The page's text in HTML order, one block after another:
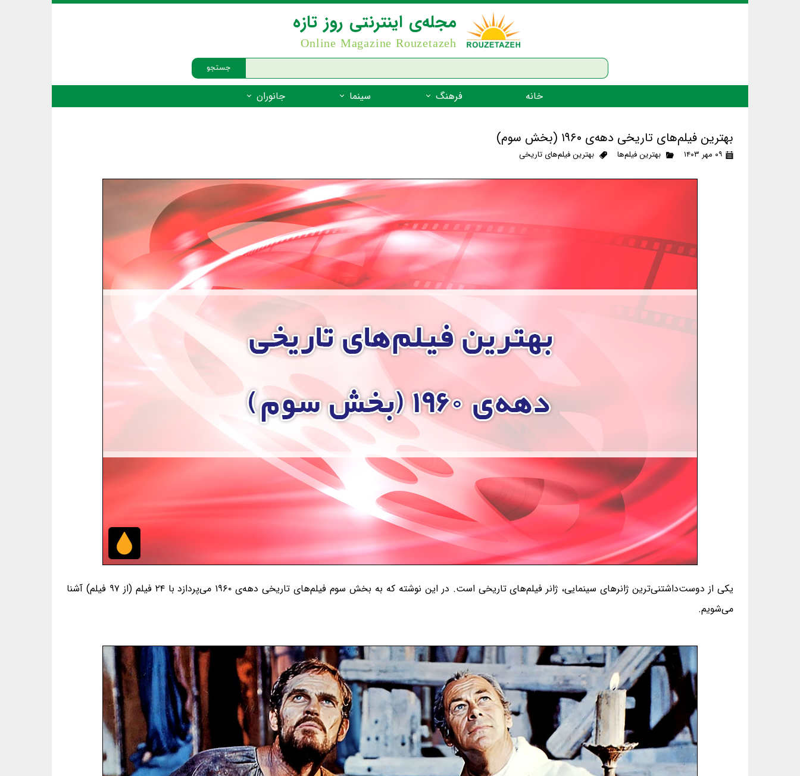
جستجو
مجله‌ی اینترنتی روز تازه
Online Magazine Rouzetazeh
خانه فرهنگ
ضرب المثل
شعر فارسی
زندگینامه‌ی بزرگان
سینما جانوران
جانوران مهره‌دار - دوزیستان
جانوران مهره‌دار - ماهیان
جانوران مهره‌دار - فهرست‌ها
بهترین فیلم‌های تاریخی دهه‌ی ۱۹۶۰ (بخش سوم)
۰۹ مهر ۱۴۰۳ بهترین فیلم‌ها بهترین فیلم‌های تاریخی
یکی از دوست‌داشتنی‌ترین ژانرهای سینمایی، ژانر فیلم‌های تاریخی است. در این نوشته که به بخش سوم فیلم‌های تاریخی دهه‌ی ۱۹۶۰ می‌پردازد با ۲۴ فیلم (از ۹۷ فیلم) آشنا
می‌شویم.